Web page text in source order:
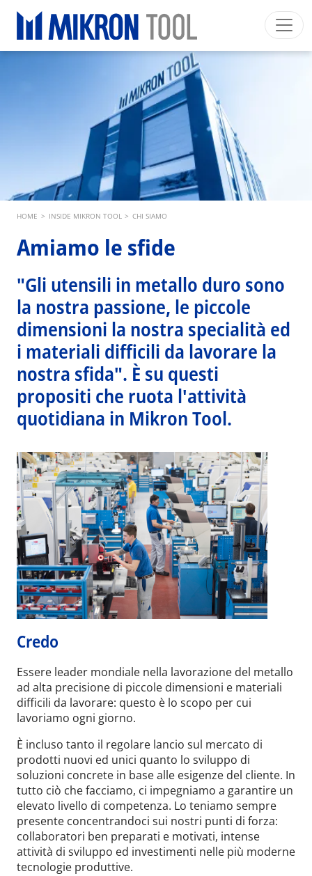
Machining
Area riservata Download
Main navigation
SETTORI INDUSTRIALI
EXPERTISE
INSIDE MIKRON TOOL
Breadcrumb
HOME > INSIDE MIKRON TOOL > CHI SIAMO
Amiamo le sfide
"Gli utensili in metallo duro sono
la nostra passione, le piccole
dimensioni la nostra specialità ed
i materiali difficili da lavorare la
nostra sfida". È su questi
propositi che ruota l'attività
quotidiana in Mikron Tool.
Credo
Essere leader mondiale nella lavorazione del metallo
ad alta precisione di piccole dimensioni e materiali
difficili da lavorare: questo è lo scopo per cui
lavoriamo ogni giorno.
È incluso tanto il regolare lancio sul mercato di
prodotti nuovi ed unici quanto lo sviluppo di
soluzioni concrete in base alle esigenze del cliente. In
tutto ciò che facciamo, ci impegniamo a garantire un
elevato livello di competenza. Lo teniamo sempre
presente concentrandoci sui nostri punti di forza:
collaboratori ben preparati e motivati, intense
attività di sviluppo ed investimenti nelle più moderne
tecnologie produttive.